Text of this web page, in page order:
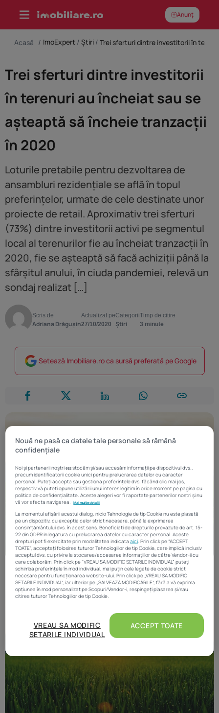
content
Anunț
Acasă / ImoExpert / Știri /
Trei sferturi dintre investitorii
în terenuri au încheiat sau se
așteaptă să încheie tranzacții
în 2020
Loturile pretabile pentru dezvoltarea de
ansambluri rezidențiale se află în topul
preferințelor, urmate de cele destinate unor
proiecte de retail. Aproximativ trei sferturi
(73%) dintre investitorii activi pe segmentul
local al terenurilor fie au încheiat tranzacții în
2020, fie se așteaptă să facă achiziții până la
sfârșitul anului, în ciuda pandemiei, relevă un
sondaj realizat […]
Scris de
Adriana Drăgușin
Actualizat pe
27/10/2020
Categorii
Știri
Timp de citire
3 minute
Setează Imobiliare.ro ca sursă preferată pe Google
Nouă ne pasă ca datele tale personale să rămână
confidențiale
Noi și partenerii noștri692 stocăm și/sau accesăm informații pe dispozitivul dvs.,
precum identificatorii cookie unici pentru prelucrarea datelor cu caracter
personal. Puteți accepta sau gestiona preferințele dvs. făcând clic mai jos,
respectiv vă puteți opune utilizării unui interes legitim în orice moment pe pagina cu
politica de confidențialitate. Aceste alegeri vor fi raportate partenerilor noștri și nu
vă vor afecta navigarea.
Mai multe detalii
La momentul afișării acestui dialog, nicio Tehnologie de tip Cookie nu este plasată
pe un dispozitiv, cu exceptia celor strict necesare, până la exprimarea
consimțământului dvs. în acest sens. Beneficiati de drepturile prevazute de art. 15-
22 din GDPR in legatura cu prelucrarea datelor cu caracter personal. Aceste
drepturi pot fi exercitate prin modalitatea indicataaici . Prin click pe “ACCEPT
TOATE”, acceptați folosirea tuturor Tehnologiilor de tip Cookie, care implică inclusiv
acceptul dvs. cu privire la stocarea/accesarea informațiilor de către Vendor-ii cu
care colaborăm. Prin click pe “VREAU SA MODIFIC SETARILE INDIVIDUAL” puteți
schimba preferințele în mod individual, mai puțin cele legate de cookie strict
necesare pentru funcționarea website-ului. Prin click pe „VREAU SA MODIFIC
SETARILE INDIVIDUAL”, iar ulterior pe „SALVEAZĂ MODIFICĂRILE”, fără a vă exprima
opțiunea în mod personalizat pe Scopuri/Vendor-i, respingeți plasarea și/sau
citirea tuturor Tehnologiilor de tip Cookie.
Atât noi, cât și partenerii noștri prelucrăm datele pentru
a oferi:
Crearea profilurilor pentru publicitate personalizată. Măsurarea performanței
conținutului. Înțelegerea publicului prin statistici sau combinații de date din surse
diferite. Utilizarea de date limitate pentru a selecta publicitatea. Utilizarea datelor
limitate pentru a selecta conținutul. Date precise de geolocație și identificarea prin
scanarea dispozitivului.
Listă parteneri (furnizori)
VREAU SA MODIFIC
SETARILE INDIVIDUAL
ACCEPT TOATE